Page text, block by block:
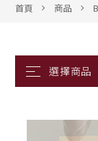
CLOTHING
BOTTOM
首頁 商品